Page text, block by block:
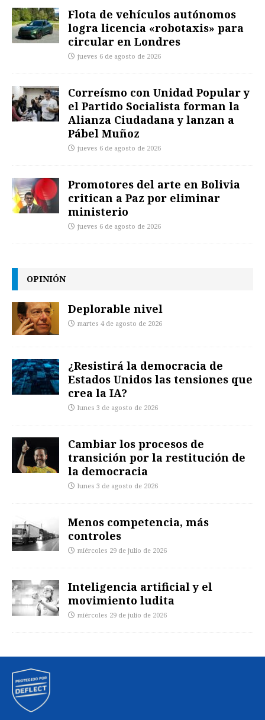
Flota de vehículos autónomos
logra licencia «robotaxis» para
circular en Londres
jueves 6 de agosto de 2026
Correísmo con Unidad Popular y
el Partido Socialista forman la
Alianza Ciudadana y lanzan a
Pábel Muñoz
jueves 6 de agosto de 2026
Promotores del arte en Bolivia
critican a Paz por eliminar
ministerio
jueves 6 de agosto de 2026
OPINIÓN
Deplorable nivel
martes 4 de agosto de 2026
¿Resistirá la democracia de
Estados Unidos las tensiones que
crea la IA?
lunes 3 de agosto de 2026
Cambiar los procesos de
transición por la restitución de
la democracia
lunes 3 de agosto de 2026
Menos competencia, más
controles
miércoles 29 de julio de 2026
Inteligencia artificial y el
movimiento ludita
miércoles 29 de julio de 2026